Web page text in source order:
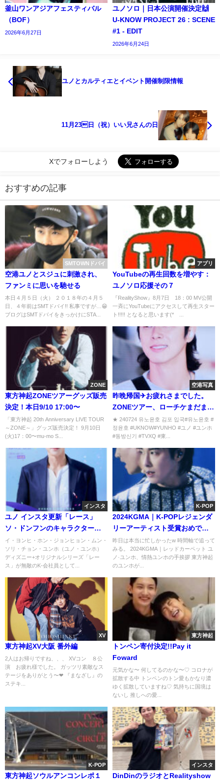
釜山ワンアジアフェスティバル
（BOF）
2026年6月27日
ユノソロ｜日本公演開催決定🙌
U-KNOW PROJECT 26 : SCENE
#1 - EDIT
2026年6月24日
ユノとカルティエとイベント開催制限情報
11月23日（祝）いい兄さんの日
Xでフォローしよう
おすすめの記事
SMTOWNドバイ
空港ユノとスジュに刺激され、
ファンミに思いを馳せる
本日４月５日（火） ２０１８年の４月５
日、４年前はSMTドバイ!! 私事ですが…😁
ブログはSMTドバイをきっかけにSTA...
アプリ
YouTubeの再生回数を増やす：
ユノソロ応援その７
『RealityShow』8月7日 18：00 MV公開
一斉にYouTubeにアクセスして再生スター
ト!!!!! となると思います(*´...
ZONE
東方神起ZONEツアーグッズ販売
決定！本日9/10 17:00〜
「東方神起 20th Anniversary LIVE TOUR
～ZONE～」グッズ販売決定！ 9月10日
(火)17：00〜mu-mo S...
空港写真
昨晩帰国✈お疲れさまでした。
ZONEツアー、ローチケまだまだ
エントリー中
★ 240724 유노윤호 김포 입국#유노윤호 #
정윤호 #UKNOW#YUNHO #ユノ #ユンホ
#동방신기 #TVXQ #東...
インスタ
ユノ インスタ更新「レース」
ソ・ドンフンのキャラクターポ
スター
イ・ヨンヒ・ホン・ジョンヒョン・ムン・
ソリ・チョン・ユンホ（ユノ・ユンホ）
ディズニー+オリジナルシリーズ「レー
ス」が無敵のK-会社員として...
K-POP
2024KGMA｜K-POPレジェンダ
リーアーティスト受賞おめでと
う🏆️🎉
昨日は本当に忙しかったw 時間軸で追って
みる。 2024KGMA｜レッドカーペット ユ
ノ·ユンホ、情熱ユンホの手挨拶 東方神起
のユンホが...
XV
東方神起XV大阪 番外編
2人はお帰りですね、、、 XVコン ８公
演 お疲れ様でした。 ガッツリ素敵なス
テージをありがとう〜❤ 『まなざし』の
ステキ...
東方神起
トンペン寄付決定!!Pay it
Foward
元気かな〜 何してるのかな〜♡ コロナが
拡散する中 トンペンのトン愛もかなり濃
ゆく拡散していますね♡ 気持ちに国境は
ないし 推しへの愛...
K-POP
東方神起ソウルアンコンレポ１
インスタ
DinDinのラジオとRealityshow